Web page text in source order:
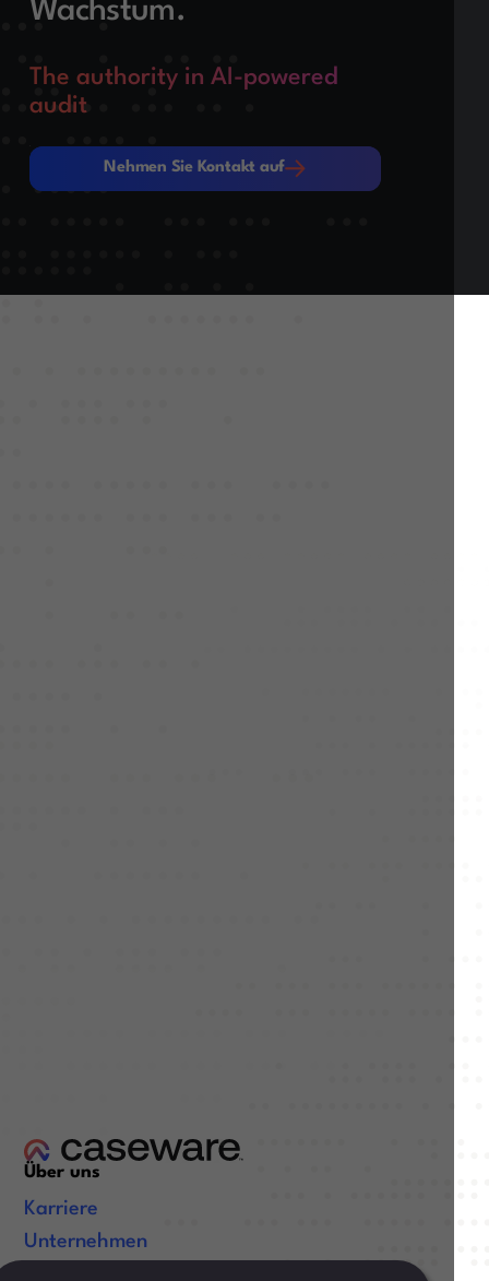
Wachstum.
The authority in AI-powered
audit
Nehmen Sie Kontakt auf
Nehmen Sie Kontakt auf
Über uns
Karriere
Unternehmen